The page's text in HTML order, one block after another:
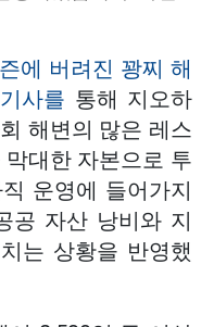
에 버려진 꽝찌 해
사를 통해 지오하
해변의 많은 레스
대한 자본으로 투
운영에 들어가지
공 자산 낭비와 지
는 상황을 반영했